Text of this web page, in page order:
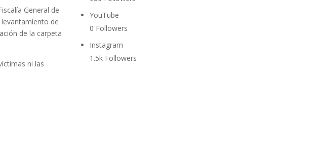
General de
de
de la carpeta
ni las
YouTube
0 Followers
Instagram
1.5k Followers